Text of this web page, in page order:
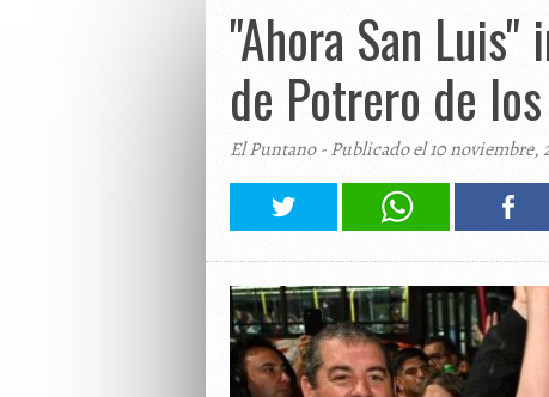
"Ahora San
de Potrero de
El Puntano - Publicado el 10 noviembre,